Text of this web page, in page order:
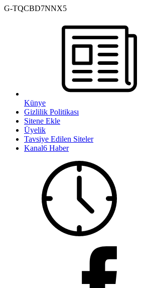
G-TQCBD7NNX5
Künye
Gizlilik Politikası
Sitene Ekle
Üyelik
Tavsiye Edilen Siteler
Kanal6 Haber